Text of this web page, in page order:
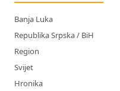
Banja Luka
Republika Srpska / BiH
Region
Svijet
Hronika